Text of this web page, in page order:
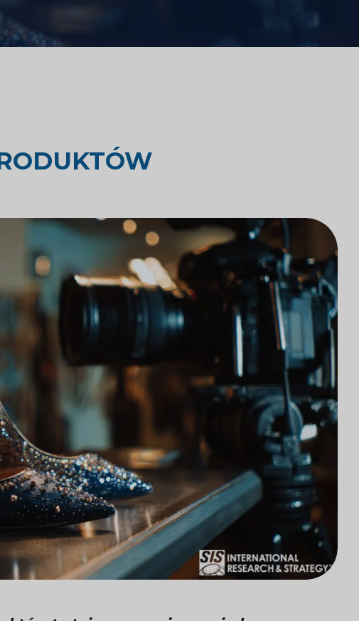
prawnych
Badania rynku kancelarii prawnych